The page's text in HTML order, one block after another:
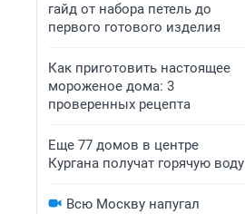
гайд от набора петель до
первого готового изделия
Как приготовить настоящее
мороженое дома: 3
проверенных рецепта
Еще 77 домов в центре
Кургана получат горячую воду
Всю Москву напугал